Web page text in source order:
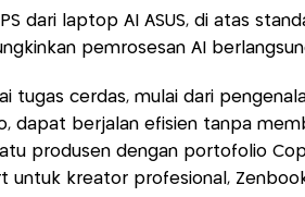
dari laptop AI ASUS, di atas
pemrosesan AI
tugas cerdas, mulai dari
dapat berjalan efisien tanpa
produsen dengan portofolio
untuk kreator profesional,